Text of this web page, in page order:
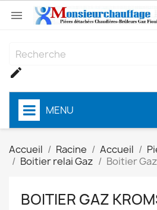


MENU
Accueil Racine Accueil
Boitier relai Gaz
Boitier
BOITIER GAZ